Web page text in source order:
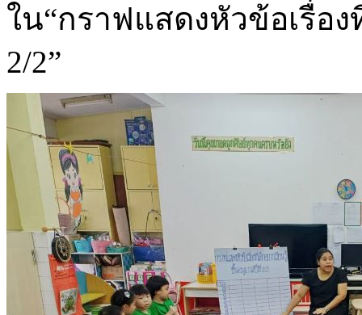
ใน“กราฟแสดงหัวข้อเรื่อ
2/2”